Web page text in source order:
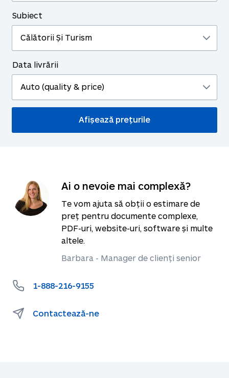
Subiect
Data livrării
Ai o nevoie mai complexă?
Te vom ajuta să obții o estimare de
preț pentru documente complexe,
PDF-uri, website-uri, software și multe
altele.
Barbara - Manager de clienți senior
1-888-216-9155
Contactează-ne